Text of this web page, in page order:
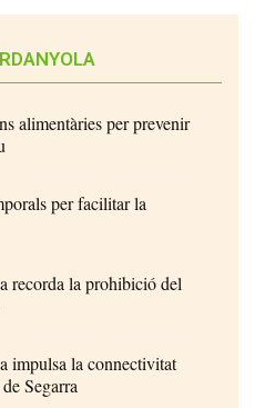
alimentàries per prevenir
per facilitar la
recorda la prohibició del
impulsa la connectivitat
Segarra